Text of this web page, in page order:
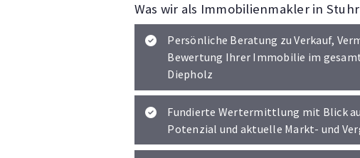
Was wir als Immobilienmakler in
Persönliche Beratung zu Verkauf,
Bewertung Ihrer Immobilie im
Diepholz
Fundierte Wertermittlung mit Blick
Potenzial und aktuelle Markt- und